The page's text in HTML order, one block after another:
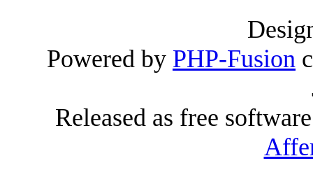
Powered by PHP-Fusion
Released as free